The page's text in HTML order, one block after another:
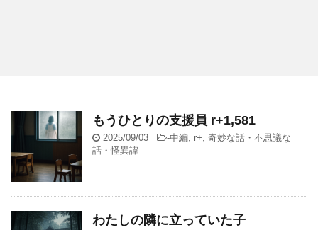
もうひとりの支援員 r+1,581
2025/09/03 -中編 r+ 奇妙な話・不思議な
話・怪異譚
わたしの隣に立っていた子